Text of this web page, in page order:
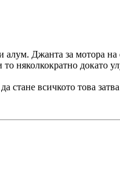
Джанта за мотора на
няколкократно докато
стане всичкото това